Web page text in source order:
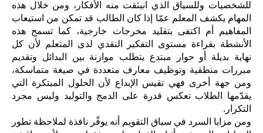
للشخصيات وللسياق الذي انبثقت منه الأفكار، ومن خلال هذه
المهام يكشف المعلم عمّا إذا كان الطالب قد تمكن من استيعاب
المفاهيم أم اكتفى بتقليد مخرجات خارجية، كما تسمح هذه
الأنشطة بقراءة مستوى التفكير النقدي لدى المتعلم لأن كل
نهاية بديلة أو حوار مبتدع يتطلب موازنة بين البدائل وتقديم
مبررات منطقية وتوظيف معارف متعددة في صيغة متماسكة،
ومن جهة أخرى فهي تقيس الإبداع لأن الحلول المبتكرة التي
يقدّمها الطلاب تعكس قدرة على الدمج والتوليد وليس مجرد
التكرار.
ومن مزايا السرد في سياق التقويم أنه يوفّر نافذة لملاحظة تطور